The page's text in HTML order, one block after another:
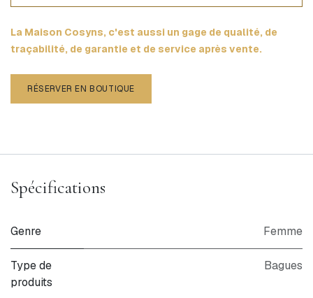
La Maison Cosyns, c'est aussi un gage de qualité, de
traçabilité, de garantie et de service après vente.
RÉSERVER EN BOUTIQUE
Spécifications
Genre Femme
Type de
produits
Bagues